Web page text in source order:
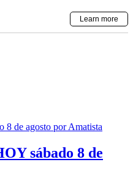
sábado 8 de